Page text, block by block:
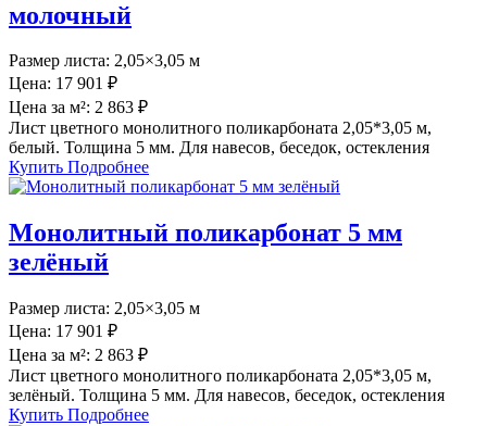
молочный
Размер листа: 2,05×3,05 м
Цена: 17 901 ₽
Цена за м²: 2 863 ₽
Лист цветного монолитного поликарбоната 2,05*3,05 м,
белый. Толщина 5 мм. Для навесов, беседок, остекления
Купить Подробнее
Монолитный поликарбонат 5 мм
зелёный
Размер листа: 2,05×3,05 м
Цена: 17 901 ₽
Цена за м²: 2 863 ₽
Лист цветного монолитного поликарбоната 2,05*3,05 м,
зелёный. Толщина 5 мм. Для навесов, беседок, остекления
Купить Подробнее